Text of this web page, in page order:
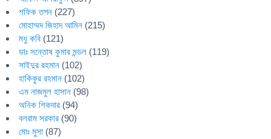
শফিক তপন (227)
মোহাম্মদ জিহাদ আমিন (215)
মধু কবি (121)
ডাঃ সন্তোষ কুমার মন্ডল (119)
সাইদুর রহমান (102)
হাকিকুর রহমান (102)
এম নাজমুল হাসান (98)
অনিক শিকদার (94)
বলরাম সরকার (90)
মোঃ মুসা (87)